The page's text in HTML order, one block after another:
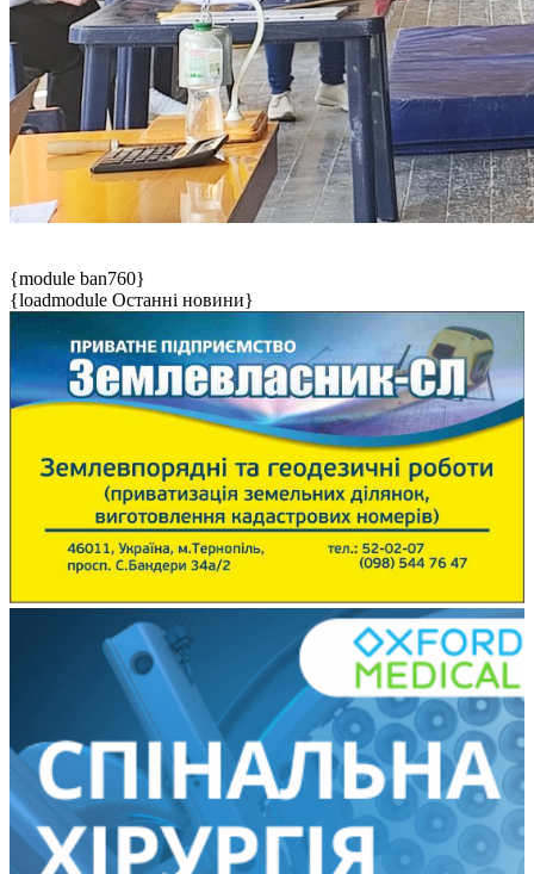
{module ban760}
{loadmodule Останні новини}